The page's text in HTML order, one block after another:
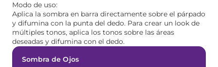
Modo de uso:
Aplica la sombra en barra directamente sobre el párpado
y difumina con la punta del dedo. Para crear un look de
múltiples tonos, aplica los tonos sobre las áreas
deseadas y difumina con el dedo.
Sombra de Ojos